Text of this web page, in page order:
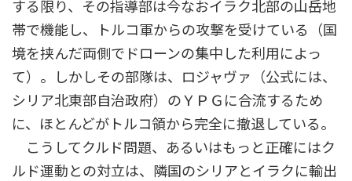
する限り、その指導部は今なおイラク北部の山岳地
帯で機能し、トルコ軍からの攻撃を受けている（国
境を挟んだ両側でドローンの集中した利用によっ
て）。しかしその部隊は、ロジャヴァ（公式には、
シリア北東部自治政府）のＹＰＧに合流するため
に、ほとんどがトルコ領から完全に撤退している。
こうしてクルド問題、あるいはもっと正確にはク
ルド運動との対立は、隣国のシリアとイラクに輸出